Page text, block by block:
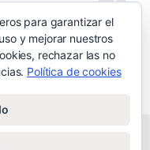
para garantizar el
y mejorar nuestros
rechazar las no
Política de cookies